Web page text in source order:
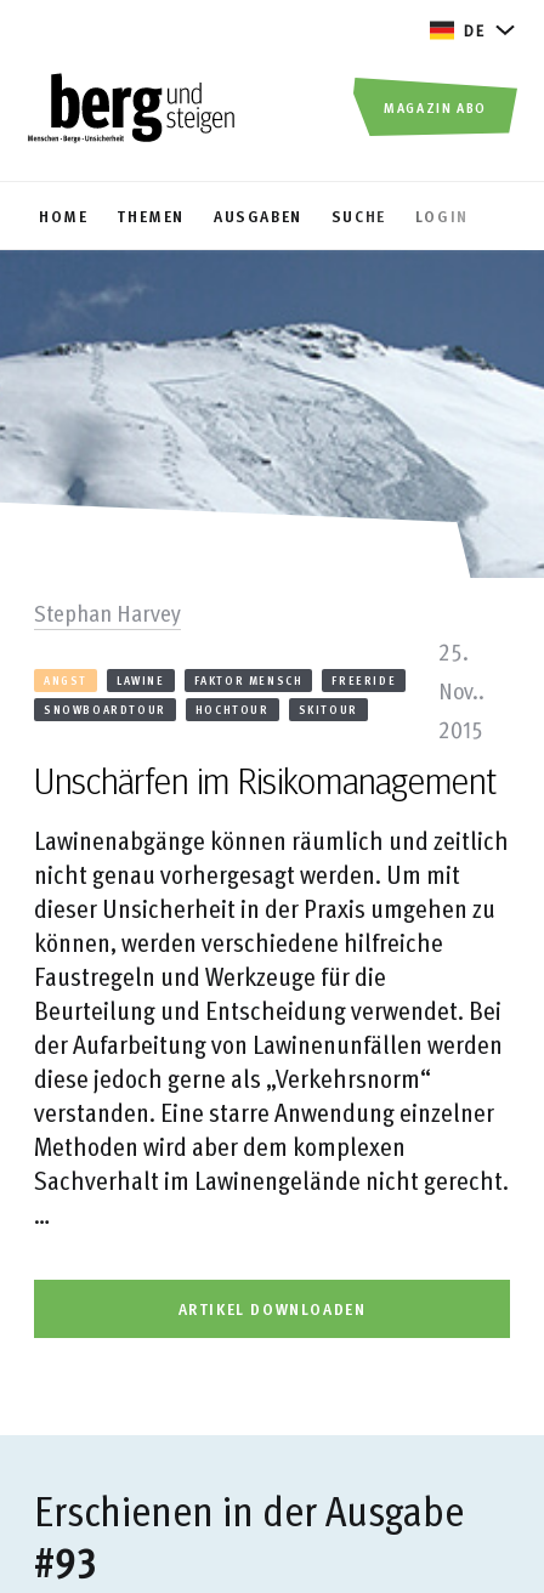
DE
HOME THEMEN AUSGABEN SUCHE LOGIN
MAGAZIN ABO
Unschärfen im Risikomanagement
ANGST LAWINE FAKTOR MENSCH
FREERIDE
SNOWBOARDTOUR
HOCHTOUR SKITOUR
25.
Nov..
2015
Stephan Harvey
Lawinenabgänge können räumlich und zeitlich
nicht genau vorhergesagt werden. Um mit
dieser Unsicherheit in der Praxis umgehen zu
können, werden verschiedene hilfreiche
Faustregeln und Werkzeuge für die
Beurteilung und Entscheidung verwendet. Bei
der Aufarbeitung von Lawinenunfällen werden
diese jedoch gerne als „Verkehrsnorm“
verstanden. Eine starre Anwendung einzelner
Methoden wird aber dem komplexen
Sachverhalt im Lawinengelände nicht gerecht.
…
ARTIKEL DOWNLOADEN
Erschienen in der Ausgabe
#93